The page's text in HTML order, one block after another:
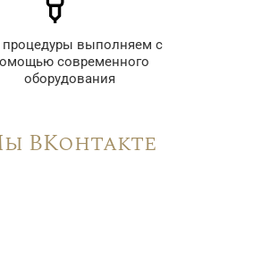
процедуры выполняем с
современного
оборудования
ВКонтакте